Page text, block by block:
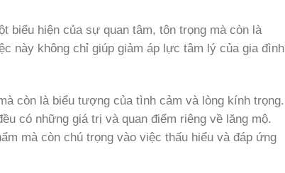
biểu hiện của sự quan tâm, tôn trọng mà còn là
này không chỉ giúp giảm áp lực tâm lý của gia đình
còn là biểu tượng của tình cảm và lòng kính trọng.
có những giá trị và quan điểm riêng về lăng mộ.
mà còn chú trọng vào việc thấu hiểu và đáp ứng